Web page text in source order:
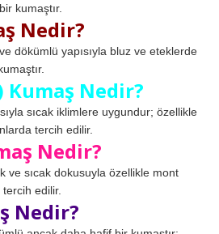
kumaştır.
Nedir?
dökümlü yapısıyla bluz ve eteklerde
Kumaş Nedir?
sıcak iklimlere uygundur; özellikle
tercih edilir.
Nedir?
ve sıcak dokusuyla özellikle mont
edilir.
Nedir?